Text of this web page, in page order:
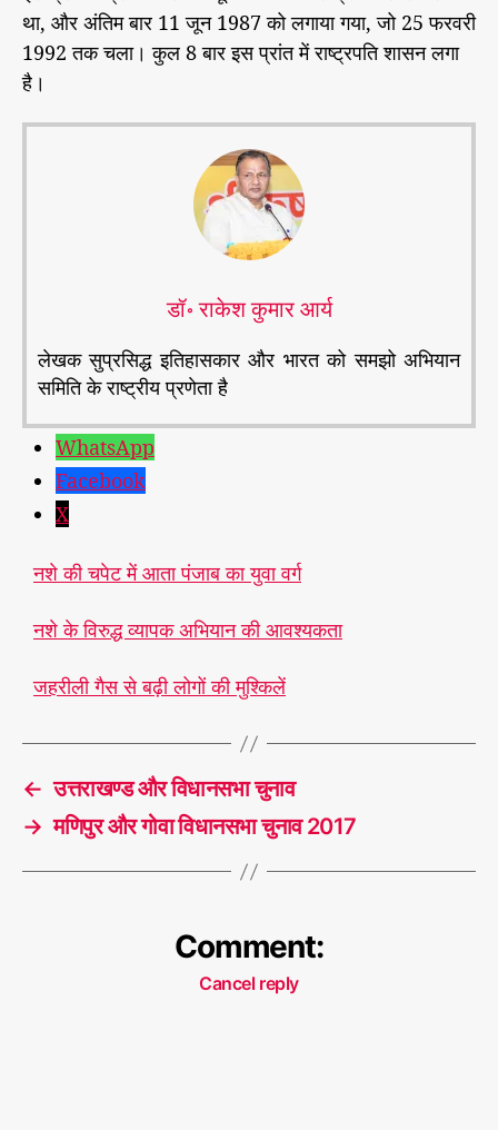
था, और अंतिम बार 11 जून 1987 को लगाया गया, जो 25 फरवरी
1992 तक चला। कुल 8 बार इस प्रांत में राष्ट्रपति शासन लगा
है।
डॉ॰ राकेश कुमार आर्य
लेखक सुप्रसिद्ध इतिहासकार और भारत को समझो अभियान
समिति के राष्ट्रीय प्रणेता है
WhatsApp
Facebook
X
नशे की चपेट में आता पंजाब का युवा वर्ग
नशे के विरुद्ध व्यापक अभियान की आवश्यकता
जहरीली गैस से बढ़ी लोगों की मुश्किलें
T
g
वि
न
ना
पं
ब
← उत्तराखण्ड और विधानसभा चुनाव
→ मणिपुर और गोवा विधानसभा चुनाव 2017
Comment:
Cancel reply